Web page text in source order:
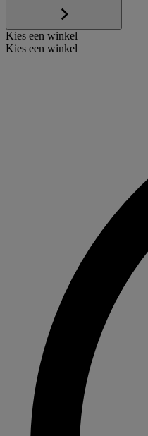
Kies een winkel
Kies een winkel